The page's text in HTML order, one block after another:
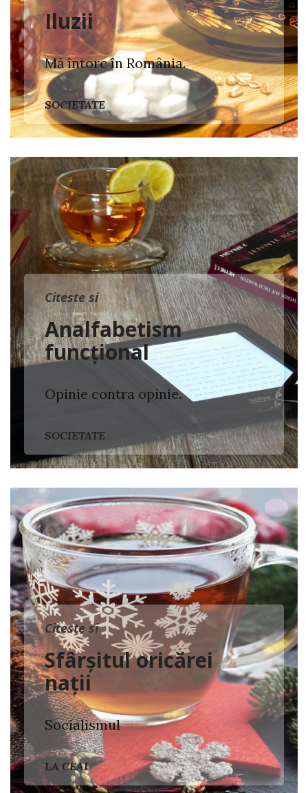
Iluzii
Mă întorc în România.
SOCIETATE
Citeste si
Analfabetism
funcțional
Opinie contra opinie.
SOCIETATE
Citeste si
Sfârșitul oricărei
nații
Socialismul
LA CEAI